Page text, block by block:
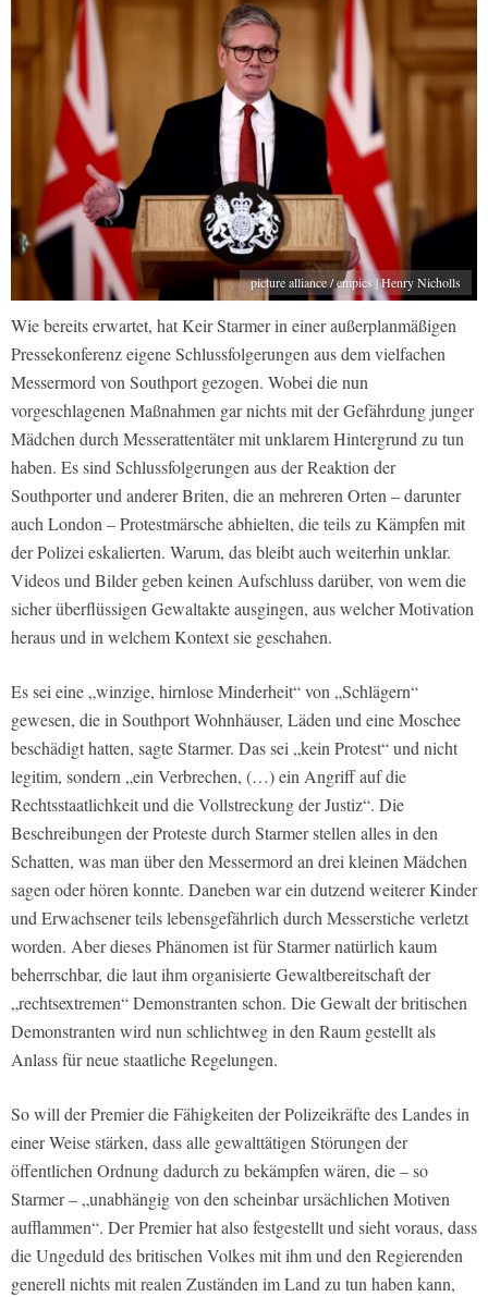
picture alliance / empics | Henry Nicholls
Wie bereits erwartet, hat Keir Starmer in einer außerplanmäßigen
Pressekonferenz eigene Schlussfolgerungen aus dem vielfachen
Messermord von Southport gezogen. Wobei die nun
vorgeschlagenen Maßnahmen gar nichts mit der Gefährdung junger
Mädchen durch Messerattentäter mit unklarem Hintergrund zu tun
haben. Es sind Schlussfolgerungen aus der Reaktion der
Southporter und anderer Briten, die an mehreren Orten – darunter
auch London – Protestmärsche abhielten, die teils zu Kämpfen mit
der Polizei eskalierten. Warum, das bleibt auch weiterhin unklar.
Videos und Bilder geben keinen Aufschluss darüber, von wem die
sicher überflüssigen Gewaltakte ausgingen, aus welcher Motivation
heraus und in welchem Kontext sie geschahen.
Es sei eine „winzige, hirnlose Minderheit“ von „Schlägern“
gewesen, die in Southport Wohnhäuser, Läden und eine Moschee
beschädigt hatten, sagte Starmer. Das sei „kein Protest“ und nicht
legitim, sondern „ein Verbrechen, (…) ein Angriff auf die
Rechtsstaatlichkeit und die Vollstreckung der Justiz“. Die
Beschreibungen der Proteste durch Starmer stellen alles in den
Schatten, was man über den Messermord an drei kleinen Mädchen
sagen oder hören konnte. Daneben war ein dutzend weiterer Kinder
und Erwachsener teils lebensgefährlich durch Messerstiche verletzt
worden. Aber dieses Phänomen ist für Starmer natürlich kaum
beherrschbar, die laut ihm organisierte Gewaltbereitschaft der
„rechtsextremen“ Demonstranten schon. Die Gewalt der britischen
Demonstranten wird nun schlichtweg in den Raum gestellt als
Anlass für neue staatliche Regelungen.
So will der Premier die Fähigkeiten der Polizeikräfte des Landes in
einer Weise stärken, dass alle gewalttätigen Störungen der
öffentlichen Ordnung dadurch zu bekämpfen wären, die – so
Starmer – „unabhängig von den scheinbar ursächlichen Motiven
aufflammen“. Der Premier hat also festgestellt und sieht voraus, dass
die Ungeduld des britischen Volkes mit ihm und den Regierenden
generell nichts mit realen Zuständen im Land zu tun haben kann,